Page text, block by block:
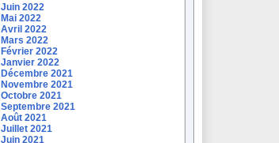
Juin 2022
Mai 2022
Avril 2022
Mars 2022
Février 2022
Janvier 2022
Décembre 2021
Novembre 2021
Octobre 2021
Septembre 2021
Août 2021
Juillet 2021
Juin 2021